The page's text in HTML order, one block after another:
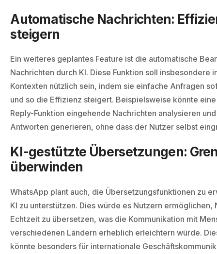
Automatische Nachrichten:
steigern
Ein weiteres geplantes Feature ist die automatische
Nachrichten durch KI. Diese Funktion soll insbesondere
Kontexten nützlich sein, indem sie einfache Anfragen
und so die Effizienz steigert. Beispielsweise könnte
Reply-Funktion eingehende Nachrichten analysieren
Antworten generieren, ohne dass der Nutzer selbst
KI-gestützte Übersetzungen:
überwinden
WhatsApp plant auch, die Übersetzungsfunktionen zu
KI zu unterstützen. Dies würde es Nutzern ermöglichen,
Echtzeit zu übersetzen, was die Kommunikation mit
verschiedenen Ländern erheblich erleichtern würde.
könnte besonders für internationale